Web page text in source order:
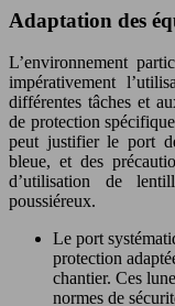
Adaptation des
L’environnement
impérativement
différentes tâches et
de protection
peut justifier le port
bleue, et des
d’utilisation de
poussiéreux.
Le port
protection
chantier. Ces
normes de